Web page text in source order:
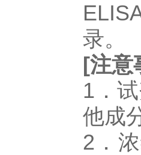
录。
[注意
1．
他成
2．